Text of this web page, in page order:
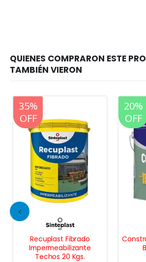
20%
OFF
35%
OFF
Recuplast Fibrado
Impermeabilizante
Techos 20 Kgs.
20%
OFF